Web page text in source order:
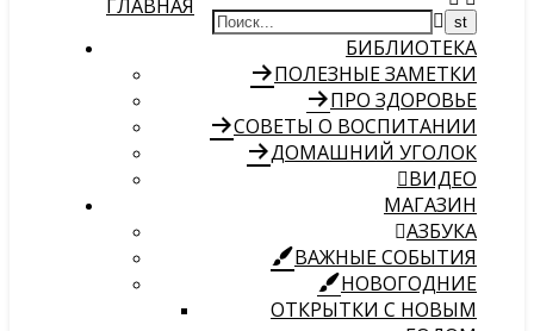
ГЛАВНАЯ
БИБЛИОТЕКА
ПОЛЕЗНЫЕ ЗАМЕТКИ
ПРО ЗДОРОВЬЕ
СОВЕТЫ О ВОСПИТАНИИ
ДОМАШНИЙ УГОЛОК
ВИДЕО
МАГАЗИН
АЗБУКА
ВАЖНЫЕ СОБЫТИЯ
НОВОГОДНИЕ
ОТКРЫТКИ С НОВЫМ